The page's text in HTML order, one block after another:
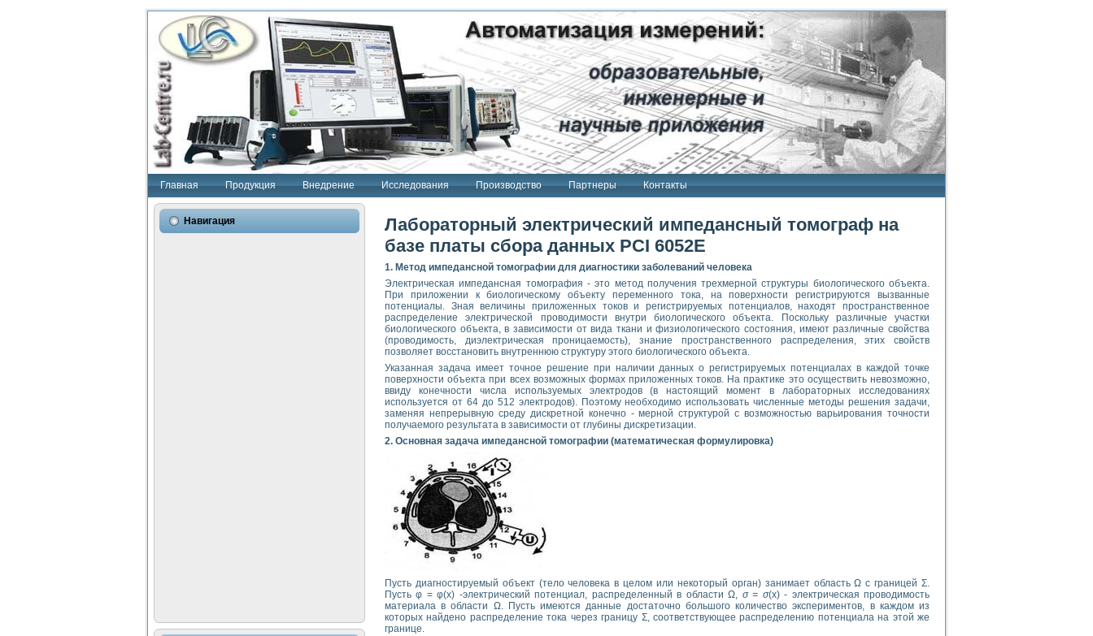
Главная Продукция Внедрение Исследования Производство Партнеры Контакты
Навигация
Лабораторный электрический импедансный томограф на
базе платы сбора данных PCI 6052E
1. Метод импедансной томографии для диагностики заболеваний человека
Электрическая импедансная томография - это метод получения трехмерной структуры биологического объекта.
При приложении к биологическому объекту переменного тока, на поверхности регистрируются вызванные
потенциалы. Зная величины приложенных токов и регистрируемых потенциалов, находят пространственное
распределение электрической проводимости внутри биологического объекта. Поскольку различные участки
биологического объекта, в зависимости от вида ткани и физиологического состояния, имеют различные свойства
(проводимость, диэлектрическая проницаемость), знание пространственного распределения, этих свойств
позволяет восстановить внутреннюю структуру этого биологического объекта.
Указанная задача имеет точное решение при наличии данных о регистрируемых потенциалах в каждой точке
поверхности объекта при всех возможных формах приложенных токов. На практике это осуществить невозможно,
ввиду конечности числа используемых электродов (в настоящий момент в лабораторных исследованиях
используется от 64 до 512 электродов). Поэтому необходимо использовать численные методы решения задачи,
заменяя непрерывную среду дискретной конечно - мерной структурой с возможностью варьирования точности
получаемого результата в зависимости от глубины дискретизации.
2. Основная задача импедансной томографии (математическая формулировка)
Пусть диагностируемый объект (тело человека в целом или некоторый орган) занимает область Ω с границей Σ.
Пусть φ = φ(х) -электрический потенциал, распределенный в области Ω, σ = σ(х) - электрическая проводимость
материала в области Ω. Пусть имеются данные достаточно большого количество экспериментов, в каждом из
которых найдено распределение тока через границу Σ, соответствующее распределению потенциала на этой же
границе.